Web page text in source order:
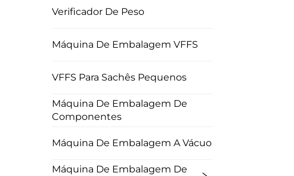
Verificador De Peso
Máquina De Embalagem VFFS
VFFS Para Sachês Pequenos
Máquina De Embalagem De
Componentes
Máquina De Embalagem A Vácuo
Máquina De Embalagem De